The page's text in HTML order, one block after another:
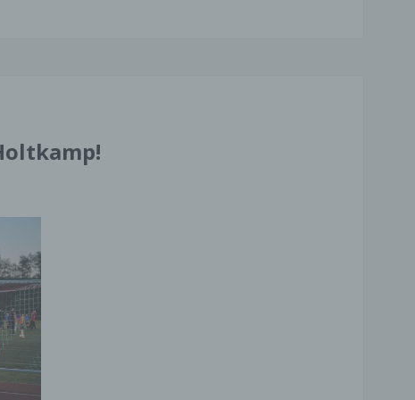
SSL- bzw. TLS-Verschlüsselung aktiviert ist, können die Daten,
Sperrung, Löschung
im Rahmen der geltenden gesetzlichen Bestimmungen
das Recht auf unentgeltliche Auskunft über Ihre gespeicherten
Daten, deren Herkunft und Empfänger und den
der Datenverarbeitung und ggf. ein Recht auf Berichtigung,
oder Löschung dieser Daten. Hierzu sowie zu weiteren Fragen
personenbezogene Daten können Sie sich jederzeit unter der
angegebenen Adresse an uns wenden.